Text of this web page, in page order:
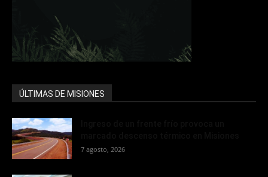
ÚLTIMAS DE MISIONES
7 agosto, 2026